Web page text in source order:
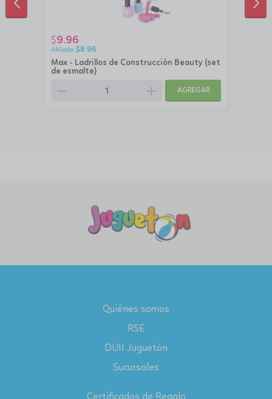
Max - Ladrillos de Construcción Beauty (set
de esmalte)
$9.96
$8.96
remove add AGREGAR
ANTERIOR
Quiénes somos
RSE
DUII Juguetón
Sucursales
Certificados de Regalo